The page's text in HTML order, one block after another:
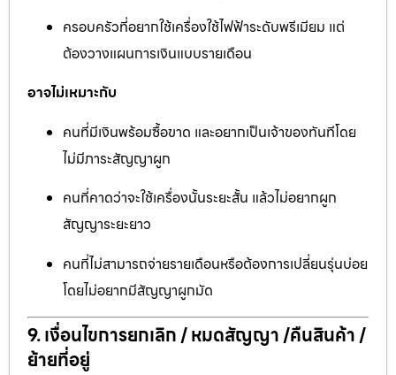
ครอบครัวที่อยากใช้เครื่องใช้ไฟฟ้าระดับพรีเมียม แต่
ต้องวางแผนการเงินแบบรายเดือน
อาจไม่เหมาะกับ
คนที่มีเงินพร้อมซื้อขาด และอยากเป็นเจ้าของทันทีโดย
ไม่มีภาระสัญญาผูก
คนที่คาดว่าจะใช้เครื่องนั้นระยะสั้น แล้วไม่อยากผูก
สัญญาระยะยาว
คนที่ไม่สามารถจ่ายรายเดือนหรือต้องการเปลี่ยนรุ่นบ่อย
โดยไม่อยากมีสัญญาผูกมัด
9. เงื่อนไขการยกเลิก / หมดสัญญา /คืนสินค้า /
ย้ายที่อยู่